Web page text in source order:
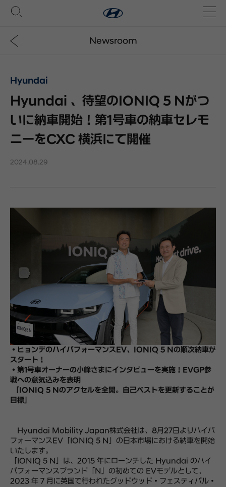
Newsroom
Hyundai
Hyundai 、待望のIONIQ 5 Nがつ
いに納車開始！第1号車の納車セレモ
ニーをCXC 横浜にて開催
2024.08.29
・ヒョンデのハイパフォーマンスEV、IONIQ 5 Nの順次納車が
スタート！
・第1号車オーナーの小峰さまにインタビューを実施！EVGP参
戦への意気込みを表明
「IONIQ 5 Nのアクセルを全開。自己ベストを更新することが
目標」
Hyundai Mobility Japan株式会社は、8月27日よりハイパ
フォーマンスEV「IONIQ 5 N」の日本市場における納車を開始
いたします。
「IONIQ 5 N」は、2015 年にローンチした Hyundai のハイ
パフォーマンスブランド「N」の初めての EVモデルとして、
2023 年 7 月に英国で行われたグッドウッド・フェスティバル・